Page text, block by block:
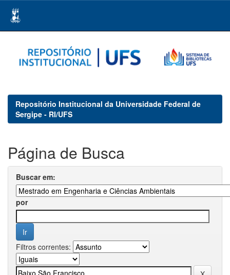
navigation
Repositório Institucional da Universidade Federal de
Sergipe - RI/UFS
Página de Busca
Buscar em:
por
Filtros correntes: